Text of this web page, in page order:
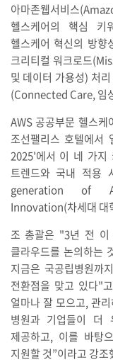
아마존웹서비스
헬스케어의 핵심 키
헬스케어 혁신의 방
크리티컬 워크로드
및 데이터 가용성) 처
(Connected Care, 임
AWS 공공부문 헬스
조선팰리스 호텔에
2025'에서 이 네 가지
트렌드와 국내 적용
generation of
Innovation(차세대 대
조 총괄은 "3년 전 이
클라우드를 논의하는
지금은 국공립병원까
전환점을 맞고 있다"
얼마나 잘 모으고, 관
병원과 기업들이 더
제공하고, 이를 바탕
지원할 것”이라고 강조